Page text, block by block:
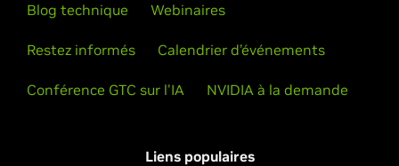
Blog technique Webinaires
Restez informés Calendrier d’événements
Conférence GTC sur l'IA NVIDIA à la demande
Liens populaires